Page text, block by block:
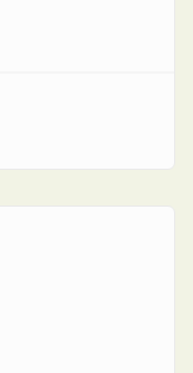
cables de media